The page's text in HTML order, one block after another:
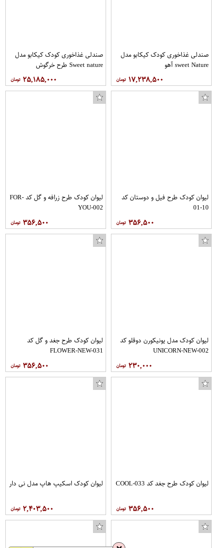
صندلی غذاخوری کودک کیکابو مدل
sweet Nature آهو
۱۷,۲۳۸,۵۰۰
صندلی غذاخوری کودک کیکابو مدل
Sweet nature طرح خرگوش
۲۵,۱۸۵,۰۰۰
لیوان کودک طرح فیل و دوستان کد
10-01
۳۵۶,۵۰۰
لیوان کودک طرح زرافه و گل کد FOR-
YOU-002
۳۵۶,۵۰۰
لیوان کودک مدل یونیکورن دوقلو کد
UNICORN-NEW-002
۲۳۰,۰۰۰
لیوان کودک طرح جغد و گل کد
FLOWER-NEW-031
۳۵۶,۵۰۰
لیوان کودک طرح جغد کد COOL-033
۳۵۶,۵۰۰
لیوان کودک اسکیپ هاپ مدل نی دار
۲,۴۰۳,۵۰۰